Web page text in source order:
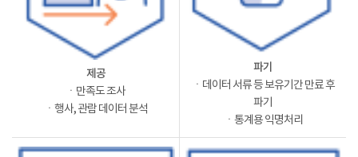
제공
ㆍ만족도 조사
ㆍ행사, 관람 데이터 분석
파기
ㆍ데이터 서류 등 보유기간 만료 후
파기
ㆍ통계용 익명처리